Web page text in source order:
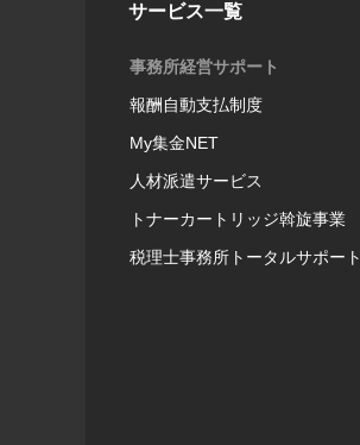
サービス一覧
事務所経営サポート
報酬自動支払制度
My集金NET
人材派遣サービス
トナーカートリッジ斡旋事業
税理士事務所トータルサポート